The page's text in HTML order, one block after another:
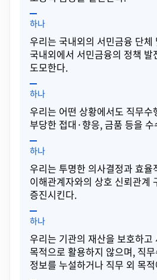
하나
우리는 국내외의 서민금융 단체
국내외에서 서민금융의 정책 발
도모한다.
하나
우리는 어떤 상황에서도 직무수
부당한 접대·향응, 금품 등을
하나
우리는 투명한 의사결정과 효율
이해관계자와의 상호 신뢰관계
증진시킨다.
하나
우리는 기관의 재산을 보호하고
목적으로 활용하지 않으며, 직
정보를 누설하거나 직무 외 목